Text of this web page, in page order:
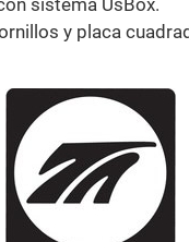
sistema UsBox.
y placa